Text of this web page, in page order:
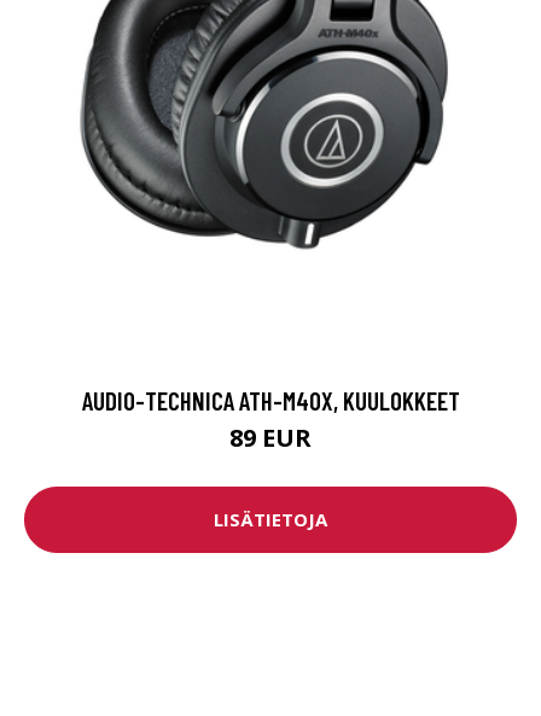
AUDIO-TECHNICA ATH-M40X, KUULOKKEET
89 EUR
LISÄTIETOJA